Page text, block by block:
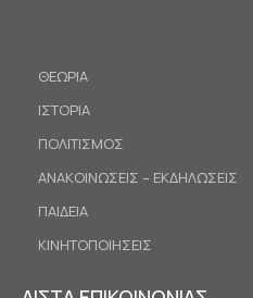
ΘΕΩΡΙΑ
ΙΣΤΟΡΙΑ
ΠΟΛΙΤΙΣΜΟΣ
ΑΝΑΚΟΙΝΩΣΕΙΣ – ΕΚΔΗΛΩΣΕΙΣ
ΠΑΙΔΕΙΑ
ΚΙΝΗΤΟΠΟΙΗΣΕΙΣ